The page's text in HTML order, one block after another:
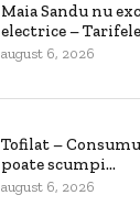
Maia Sandu nu
electrice – Tarifele
august 6, 2026
Tofilat –
poate scumpi...
august 6, 2026